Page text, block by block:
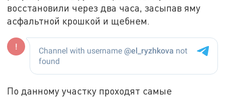
восстановили через два часа, засыпав яму
асфальтной крошкой и щебнем.
По данному участку проходят самые